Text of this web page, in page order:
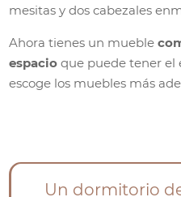
mesitas y dos cabezales
Ahora tienes un mueble
espacio que puede tener el
escoge los muebles más
Un dormitorio